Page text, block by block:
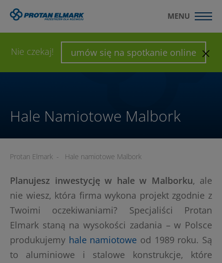
Nie czekaj! umów się na spotkanie online
MENU
WYŚLIJ ZAPYTANIE SKONFIGURUJ HALĘ
Hale Namiotowe Malbork
Protan Elmark - Hale namiotowe Malbork
Planujesz inwestycję w hale w Malborku, ale
nie wiesz, która firma wykona projekt zgodnie z
Twoimi oczekiwaniami? Specjaliści Protan
Elmark staną na wysokości zadania – w Polsce
produkujemy hale namiotowe od 1989 roku. Są
to aluminiowe i stalowe konstrukcje, które